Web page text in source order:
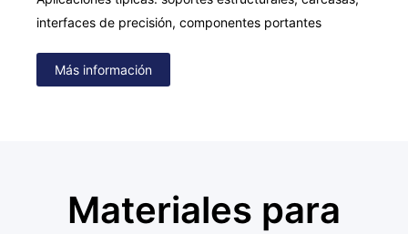
interfaces de precisión, componentes portantes
Más información
Materiales para